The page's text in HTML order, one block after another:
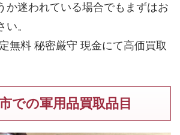
か迷われている場合でもまずはお
。
無料 秘密厳守 現金にて高価買取
での軍用品買取品目